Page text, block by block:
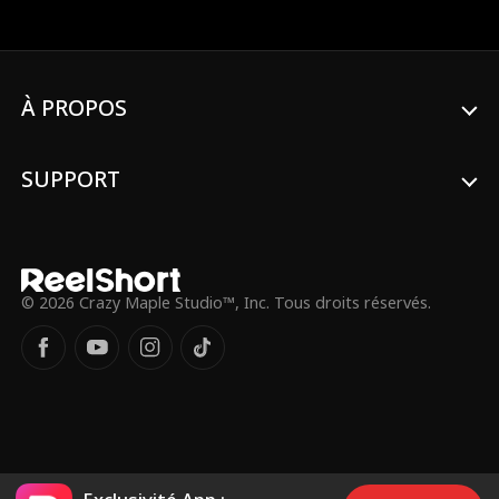
des loups-garous, et de Zane, prince des
l'un passionné comme le feu, l'autre froid
que son identité cache un secret bien plus
À PROPOS
SUPPORT
© 2026 Crazy Maple Studio™, Inc. Tous droits réservés.